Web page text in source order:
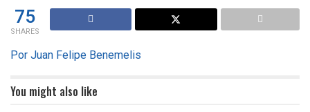
75
SHARES
Por Juan Felipe Benemelis
You might also like